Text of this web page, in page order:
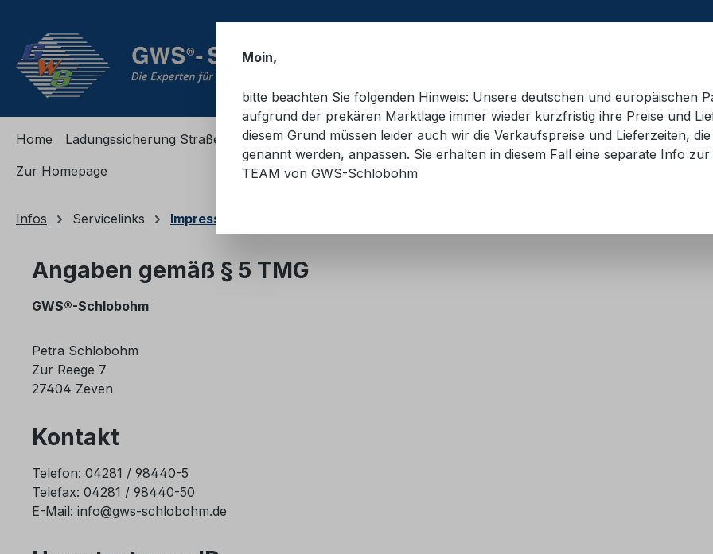
Home Ladungssicherung Straße Ladungssicherung Container Schulungsmaterial Hebetechnik
Zur Homepage
Infos Servicelinks Impressum
Angaben gemäß § 5 TMG
GWS®-Schlobohm
Petra Schlobohm
Zur Reege 7
27404 Zeven
Kontakt
Telefon: 04281 / 98440-5
Telefax: 04281 / 98440-50
E-Mail: info@gws-schlobohm.de
Moin,
bitte beachten Sie folgenden Hinweis: Unsere deutschen und europäischen
aufgrund der prekären Marktlage immer wieder kurzfristig ihre Preise und
diesem Grund müssen leider auch wir die Verkaufspreise und Lieferzeiten,
genannt werden, anpassen. Sie erhalten in diesem Fall eine separate Info
TEAM von GWS-Schlobohm